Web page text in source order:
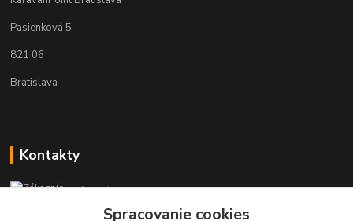
Pasienková 5
821 06
Bratislava
Kontakty
Zákaznícka podpora KaravanPoint
+421902309993
Spracovanie cookies